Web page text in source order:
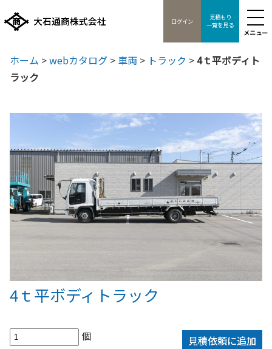
メニュー
ログイン
見積もり
一覧を見る
ホーム >webカタログ > 車両 > トラック >4ｔ平ボディト
ラック
4ｔ平ボディトラック
個 見積依頼に追加